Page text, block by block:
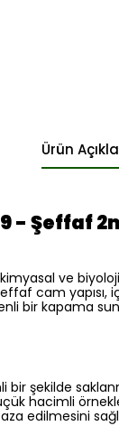
Ürün
- Şeffaf
ve
cam
bir kapama
bir şekilde
hacimli
edilmesini